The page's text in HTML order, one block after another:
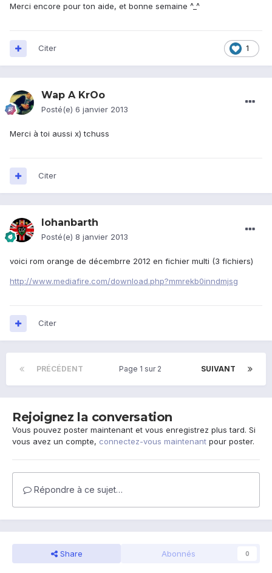
Merci encore pour ton aide, et bonne semaine ^_^
1
Citer
Wap A KrOo
Posté(e) 6 janvier 2013
Merci à toi aussi x) tchuss
Citer
lohanbarth
Posté(e) 8 janvier 2013
voici rom orange de décembrre 2012 en fichier multi (3 fichiers)
http://www.mediafire.com/download.php?mmrekb0inndmjsg
Citer
PRÉCÉDENT SUIVANT
Page 1 sur 2
Rejoignez la conversation
Vous pouvez poster maintenant et vous enregistrez plus tard. Si
vous avez un compte, connectez-vous maintenant pour poster.
Répondre à ce sujet…
Share Abonnés 0